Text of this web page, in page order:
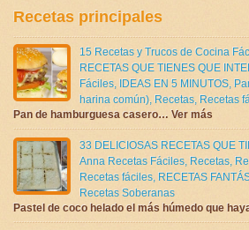
Recetas principales
15 Recetas y Trucos de Cocina
RECETAS QUE TIENES QUE
Fáciles, IDEAS EN 5 MINUTOS,
harina común), Recetas, Recetas
Pan de hamburguesa casero… Ver más
33 DELICIOSAS RECETAS QUE
Anna Recetas Fáciles, Recetas,
Recetas fáciles, RECETAS
Recetas Soberanas
Pastel de coco helado el más húmedo que